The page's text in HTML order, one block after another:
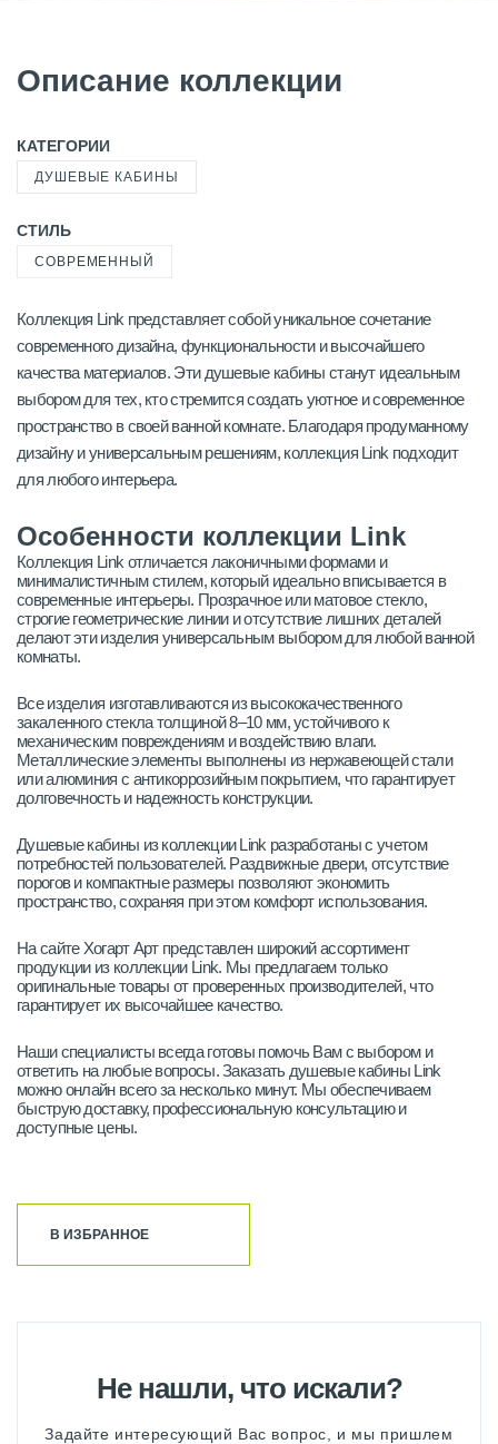
Описание коллекции
КАТЕГОРИИ
ДУШЕВЫЕ КАБИНЫ
СТИЛЬ
СОВРЕМЕННЫЙ
Коллекция Link представляет собой уникальное сочетание
современного дизайна, функциональности и высочайшего
качества материалов. Эти душевые кабины станут идеальным
выбором для тех, кто стремится создать уютное и современное
пространство в своей ванной комнате. Благодаря продуманному
дизайну и универсальным решениям, коллекция Link подходит
для любого интерьера.
Особенности коллекции Link
Коллекция Link отличается лаконичными формами и
минималистичным стилем, который идеально вписывается в
современные интерьеры. Прозрачное или матовое стекло,
строгие геометрические линии и отсутствие лишних деталей
делают эти изделия универсальным выбором для любой ванной
комнаты.
Все изделия изготавливаются из высококачественного
закаленного стекла толщиной 8–10 мм, устойчивого к
механическим повреждениям и воздействию влаги.
Металлические элементы выполнены из нержавеющей стали
или алюминия с антикоррозийным покрытием, что гарантирует
долговечность и надежность конструкции.
Душевые кабины из коллекции Link разработаны с учетом
потребностей пользователей. Раздвижные двери, отсутствие
порогов и компактные размеры позволяют экономить
пространство, сохраняя при этом комфорт использования.
На сайте Хогарт Арт представлен широкий ассортимент
продукции из коллекции Link. Мы предлагаем только
оригинальные товары от проверенных производителей, что
гарантирует их высочайшее качество.
Наши специалисты всегда готовы помочь Вам с выбором и
ответить на любые вопросы. Заказать душевые кабины Link
можно онлайн всего за несколько минут. Мы обеспечиваем
быструю доставку, профессиональную консультацию и
доступные цены.
В ИЗБРАННОЕ
Не нашли, что искали?
Задайте интересующий Вас вопрос, и мы пришлем